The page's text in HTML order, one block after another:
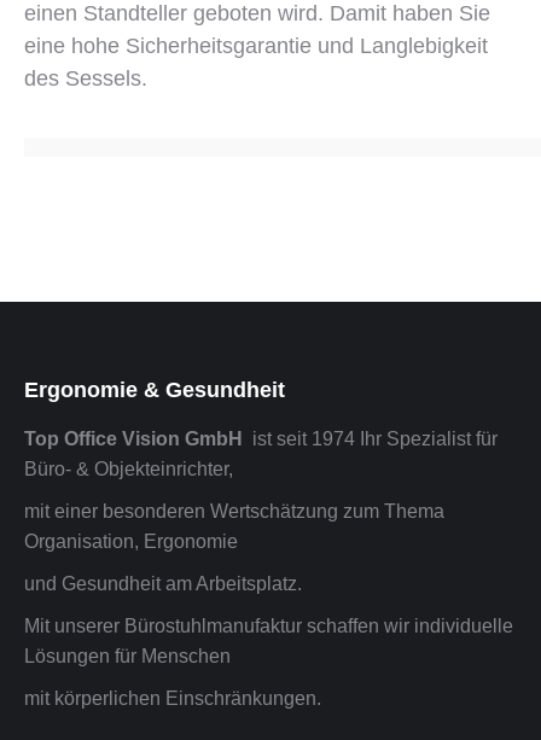
einen Standteller geboten wird. Damit haben Sie
eine hohe Sicherheitsgarantie und Langlebigkeit
des Sessels.
Ergonomie & Gesundheit
Top Office Vision GmbH
ist seit 1974 Ihr Spezialist für
Büro- & Objekteinrichter,
mit einer besonderen Wertschätzung zum Thema
Organisation, Ergonomie
und Gesundheit am Arbeitsplatz.
Mit unserer Bürostuhlmanufaktur schaffen wir individuelle
Lösungen für Menschen
mit körperlichen Einschränkungen.